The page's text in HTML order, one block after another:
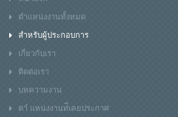
ตำแหน่งงานทั้งหมด
สำหรับผู้ประกอบการ
เกี่ยวกับเรา
ติดต่อเรา
บทความงาน
ตาํ แหน่งงานท่ีเคยประกาศ